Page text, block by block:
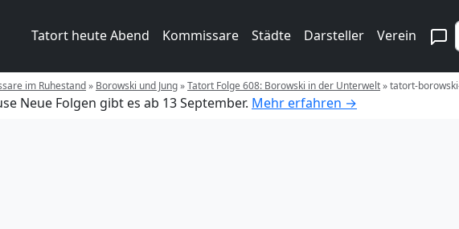
Tatort heute Abend Kommissare Städte Darsteller Verein
im Ruhestand» Borowski und Jung»Tatort Folge 608: Borowski in der Unterwelt»tatort-
Neue Folgen gibt es ab 13 September. Mehr erfahren →